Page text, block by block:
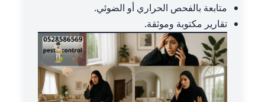
متابعة بالفحص الحراري أو الضوئي.
تقارير مكتوبة وموثقة.